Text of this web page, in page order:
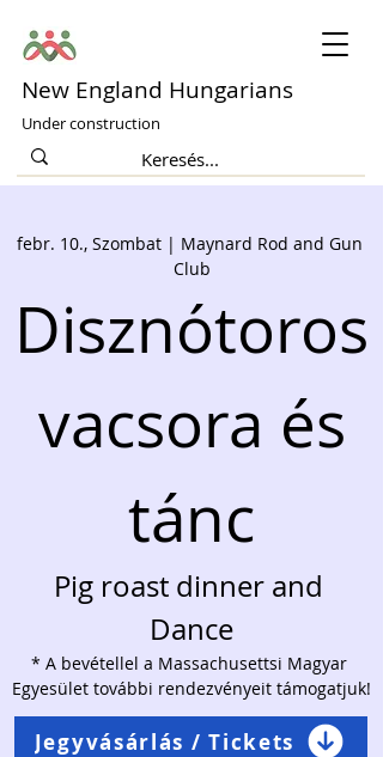
New England Hungarians
Under construction
febr. 10., Szombat | Maynard Rod and Gun
Club
Disznótoros
vacsora és
tánc
Pig roast dinner and
Dance
* A bevétellel a Massachusettsi Magyar
Egyesület további rendezvényeit támogatjuk!
Jegyvásárlás / Tickets